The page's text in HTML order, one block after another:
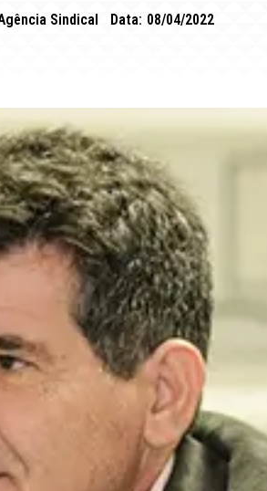
Sindical Data: 08/04/2022